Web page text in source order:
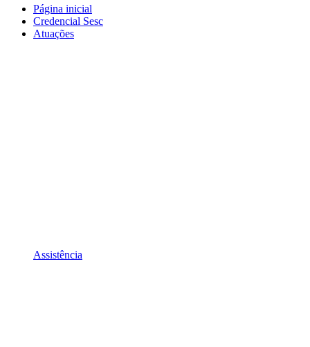
Página inicial
Credencial Sesc
Atuações
Assistência